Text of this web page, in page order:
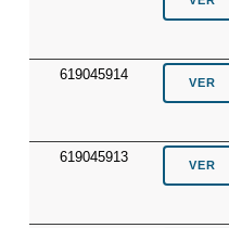
619045914
619045913